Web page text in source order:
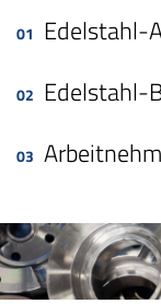
Edelstahl-
Edelstahl-